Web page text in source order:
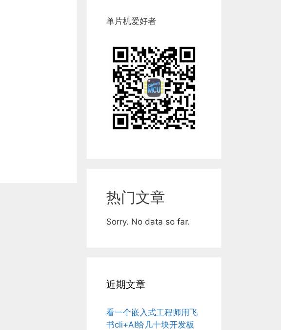
单片机爱好者
热门文章
Sorry. No data so far.
近期文章
看一个嵌入式工程师用飞
书cli+AI给几十块开发板